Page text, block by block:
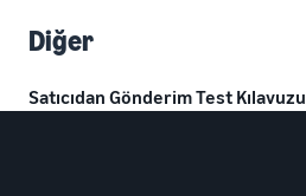
Diğer
Satıcıdan Gönderim Test Kılavuzu